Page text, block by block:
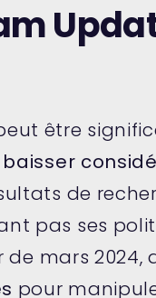
être
de
pas ses
mars 2024,
pour